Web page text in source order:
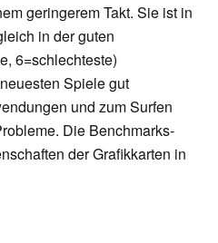
geringerem Takt. Sie ist in
in der guten
6=schlechteste)
Spiele gut
und zum Surfen
Die Benchmarks-
der Grafikkarten in